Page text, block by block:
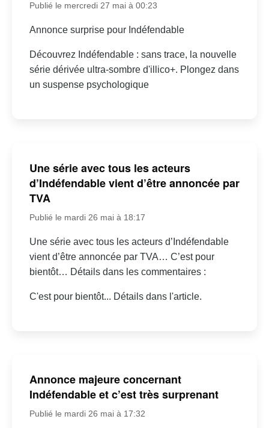
Publié le mercredi 27 mai à 00:23
Annonce surprise pour Indéfendable
Découvrez Indéfendable : sans trace, la nouvelle
série dérivée ultra-sombre d'illico+. Plongez dans
un suspense psychologique
Une série avec tous les acteurs
d’Indéfendable vient d’être annoncée par
TVA
Publié le mardi 26 mai à 18:17
Une série avec tous les acteurs d’Indéfendable
vient d’être annoncée par TVA… C’est pour
bientôt… Détails dans les commentaires :
C'est pour bientôt... Détails dans l'article.
Annonce majeure concernant
Indéfendable et c’est très surprenant
Publié le mardi 26 mai à 17:32